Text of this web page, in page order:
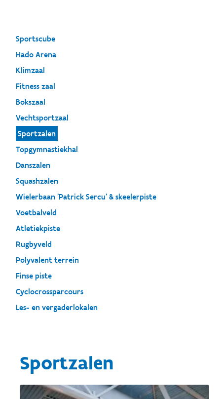
Sportscube
Hado Arena
Klimzaal
Fitness zaal
Bokszaal
Vechtsportzaal
Sportzalen
Topgymnastiekhal
Danszalen
Squashzalen
Wielerbaan 'Patrick Sercu' & skeelerpiste
Voetbalveld
Atletiekpiste
Rugbyveld
Polyvalent terrein
Finse piste
Cyclocrossparcours
Les- en vergaderlokalen
Sportzalen